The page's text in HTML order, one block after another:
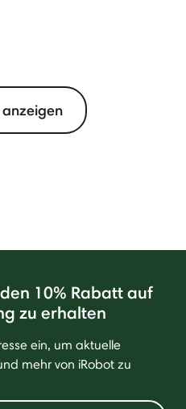
10% Rabatt auf
zu erhalten
ein, um aktuelle
mehr von iRobot zu